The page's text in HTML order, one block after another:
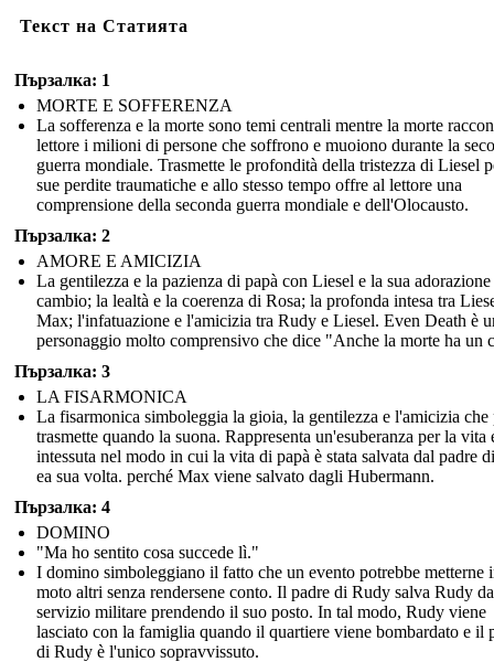
Текст на Статията
Пързалка: 1
MORTE E SOFFERENZA
La sofferenza e la morte sono temi centrali mentre la morte
lettore i milioni di persone che soffrono e muoiono durante la
guerra mondiale. Trasmette le profondità della tristezza di Liesel
sue perdite traumatiche e allo stesso tempo offre al lettore una
comprensione della seconda guerra mondiale e dell'Olocausto.
Пързалка: 2
AMORE E AMICIZIA
La gentilezza e la pazienza di papà con Liesel e la sua
cambio; la lealtà e la coerenza di Rosa; la profonda intesa tra
Max; l'infatuazione e l'amicizia tra Rudy e Liesel. Even Death è
personaggio molto comprensivo che dice "Anche la morte ha un
Пързалка: 3
LA FISARMONICA
La fisarmonica simboleggia la gioia, la gentilezza e l'amicizia che
trasmette quando la suona. Rappresenta un'esuberanza per la vita
intessuta nel modo in cui la vita di papà è stata salvata dal padre
ea sua volta. perché Max viene salvato dagli Hubermann.
Пързалка: 4
DOMINO
"Ma ho sentito cosa succede lì."
I domino simboleggiano il fatto che un evento potrebbe metterne
moto altri senza rendersene conto. Il padre di Rudy salva Rudy
servizio militare prendendo il suo posto. In tal modo, Rudy viene
lasciato con la famiglia quando il quartiere viene bombardato e il
di Rudy è l'unico sopravvissuto.